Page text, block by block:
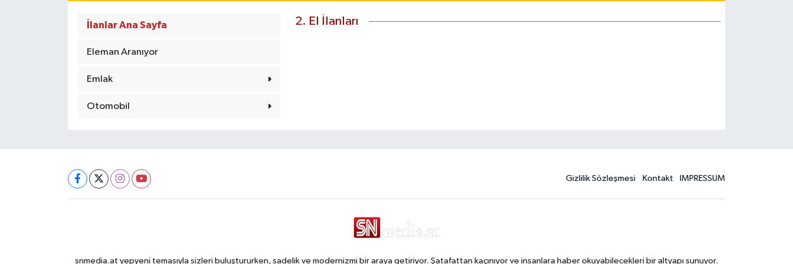
İlanlar Ana Sayfa
Eleman Aranıyor
Emlak
Otomobil
2. El İlanları
Gizlilik Sözleşmesi Kontakt IMPRESSUM
snmedia.at yepyeni temasıyla sizleri buluştururken, sadelik ve modernizmi bir araya getiriyor. Şatafattan kaçınıyor ve insanlara haber okuyabilecekleri bir altyapı sunuyor.